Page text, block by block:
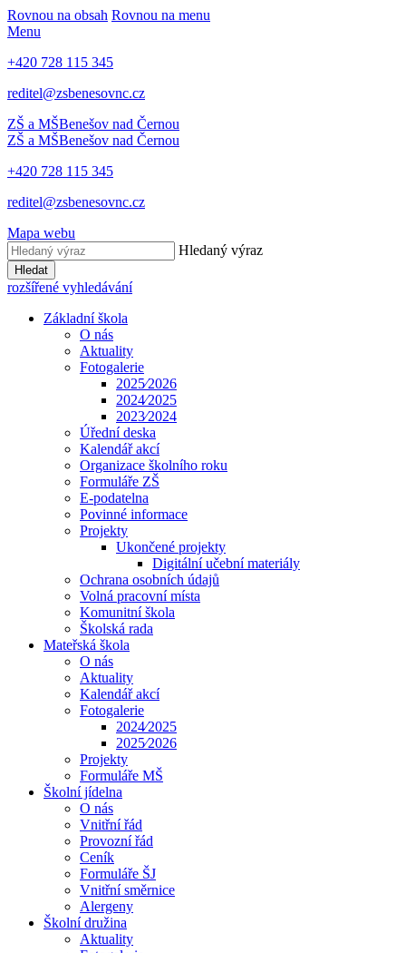
Rovnou na obsah Rovnou na menu
Menu
+420 728 115 345
reditel@zsbenesovnc.cz
ZŠ a MŠBenešov nad Černou
ZŠ a MŠBenešov nad Černou
+420 728 115 345
reditel@zsbenesovnc.cz
Mapa webu
Hledaný výraz
Hledat
rozšířené vyhledávání
Základní škola
O nás
Aktuality
Fotogalerie
2025⁄2026
2024⁄2025
2023⁄2024
Úřední deska
Kalendář akcí
Organizace školního roku
Formuláře ZŠ
E-podatelna
Povinné informace
Projekty
Ukončené projekty
Digitální učební materiály
Ochrana osobních údajů
Volná pracovní místa
Komunitní škola
Školská rada
Mateřská škola
O nás
Aktuality
Kalendář akcí
Fotogalerie
2024⁄2025
2025⁄2026
Projekty
Formuláře MŠ
Školní jídelna
O nás
Vnitřní řád
Provozní řád
Ceník
Formuláře ŠJ
Vnitřní směrnice
Alergeny
Školní družina
Aktuality